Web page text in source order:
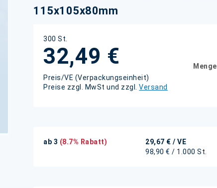
115x105x80mm
300 St.
32,49 €
Preis/VE (Verpackungseinheit)
Preise zzgl. MwSt und zzgl.Versand
Menge
ab 3 (8.7% Rabatt) 29,67 € / VE
98,90 € / 1.000 St.